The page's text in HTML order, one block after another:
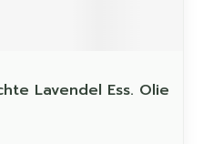
Lavendel Ess. Olie